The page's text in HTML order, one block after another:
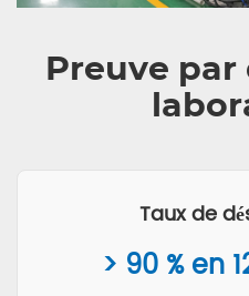
Preuve
Taux de
> 90 % en